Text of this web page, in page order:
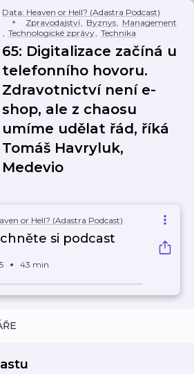
Data: Heaven or Hell? (Adastra Podcast)
Zpravodajství, Byznys, Management
, Technologické zprávy, Technika
65: Digitalizace začíná u
telefonního hovoru.
Zdravotnictví není e-
shop, ale z chaosu
umíme udělat řád, říká
Tomáš Havryluk,
Medevio
or Hell? (Adastra Podcast)
si podcast
43 min